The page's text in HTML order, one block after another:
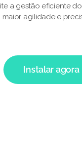
a gestão eficiente
agilidade e
Instalar agora